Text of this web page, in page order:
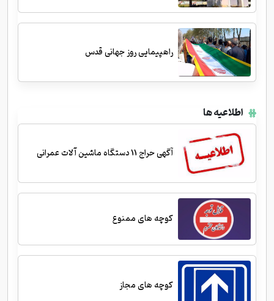
راهپیمایی روز جهانی قدس
اطلاعیه ها
آگهی حراج 11 دستگاه ماشین آلات عمرانی
کوچه های ممنوع
کوچه های مجاز